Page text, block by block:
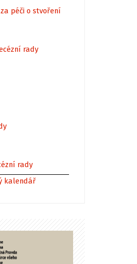
péči o stvoření
rady
rady
kalendář